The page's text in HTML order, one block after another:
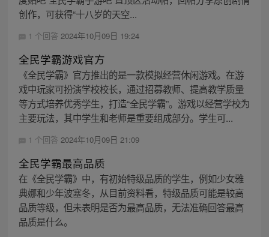
创作，可获得“十八岁的天空...
1 个回答 2024年10月09日 19:24
全民学霸游戏官方
《全民学霸》官方推出的是一款模拟经营休闲游戏。在游
戏中玩家可扮演学校校长，通过招募教师、提高教学质量
等方式培养优秀学生，打造“全民学霸”。游戏以经营学校为
主要玩法，其中学生和老师是重要组成部分。学生可...
1 个回答 2024年10月09日 21:09
全民学霸最高品质
在《全民学霸》中，有初始特级品质的学生，例如少女雅
典娜和少年波塞冬，从目前资料看，特级品质可能是较高
品质等级，但未表明是否为最高品质，无法准确回答最高
品质是什么。